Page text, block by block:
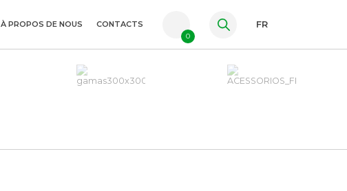
ES
À PROPOS DE NOUS CONTACTS
0
FR